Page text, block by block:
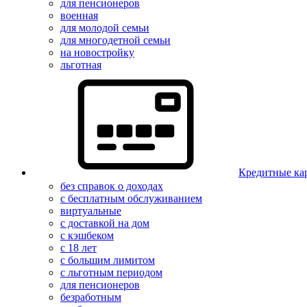
для пенсионеров
военная
для молодой семьи
для многодетной семьи
на новостройку
льготная
Кредитные
без справок о доходах
с бесплатным обслуживанием
виртуальные
с доставкой на дом
с кэшбеком
с 18 лет
с большим лимитом
с льготным периодом
для пенсионеров
безработным